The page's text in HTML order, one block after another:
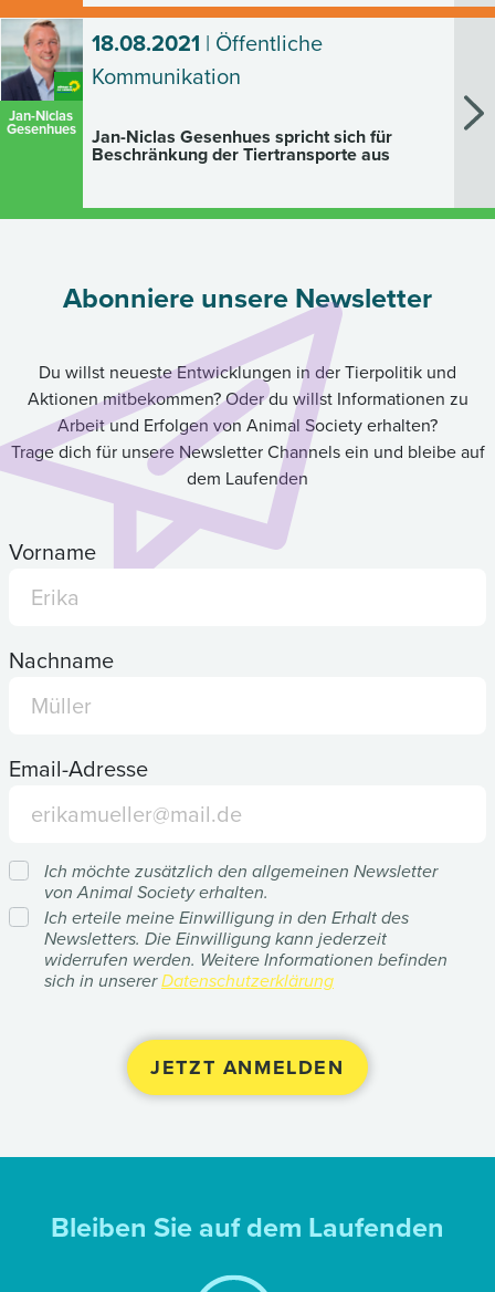
Jan-Niclas
Gesenhues
18.08.2021 | Öffentliche
Kommunikation
Jan-Niclas Gesenhues spricht sich für
Beschränkung der Tiertransporte aus
Abonniere unsere Newsletter
Du willst neueste Entwicklungen in der Tierpolitik und
Aktionen mitbekommen? Oder du willst Informationen zu
Arbeit und Erfolgen von Animal Society erhalten?
Trage dich für unsere Newsletter Channels ein und bleibe auf
dem Laufenden
Vorname
Nachname
Email-Adresse
Ich möchte zusätzlich den allgemeinen Newsletter
von Animal Society erhalten.
Ich erteile meine Einwilligung in den Erhalt des
Newsletters. Die Einwilligung kann jederzeit
widerrufen werden. Weitere Informationen befinden
sich in unsererDatenschutzerklärung
Bleiben Sie auf dem Laufenden